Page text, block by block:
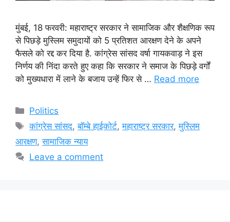
मुंबई, 18 फरवरी: महाराष्ट्र सरकार ने सामाजिक और शैक्षणिक रूप
से पिछड़े मुस्लिम समुदायों को 5 प्रतिशत आरक्षण देने के अपने
फैसले को रद्द कर दिया है. कांग्रेस सांसद वर्षा गायकवाड़ ने इस
निर्णय की निंदा करते हुए कहा कि सरकार ने समाज के पिछड़े वर्गों
को मुख्यधारा में लाने के बजाय उन्हें फिर से … Read more
Categories
Politics
Tags
कांग्रेस सांसद,बॉम्बे हाईकोर्ट,महाराष्ट्र सरकार,मुस्लिम
आरक्षण,सामाजिक न्याय
Leave a comment